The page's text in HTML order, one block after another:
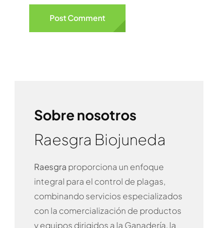
Sobre nosotros
Raesgra Biojuneda
Raesgra proporciona un enfoque
integral para el control de plagas,
combinando servicios especializados
con la comercialización de productos
y equipos dirigidos a la Ganadería, la